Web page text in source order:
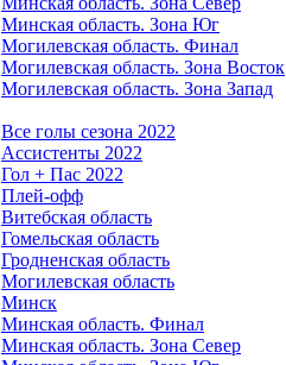
Минская область. Зона Юг
Могилевская область. Финал
Могилевская область. Зона Восток
Могилевская область. Зона Запад
Все голы сезона 2022
Ассистенты 2022
Гол + Пас 2022
Плей-офф
Витебская область
Гомельская область
Гродненская область
Могилевская область
Минск
Mинская область. Финал
Минская область. Зона Север